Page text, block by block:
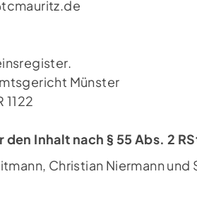
Münster
1122
Inhalt nach § 55 Abs. 2
Christian Niermann und
Newsletter anmelden und
dem neusten Stand sein.
ANMELDUNG